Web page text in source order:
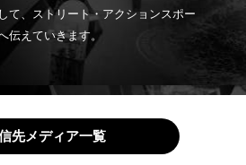
て、ストリート・アクションスポー
伝えていきます。
先メディア一覧